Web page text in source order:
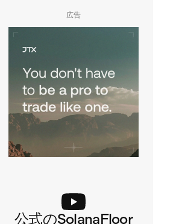
広告
公式のSolanaFloor